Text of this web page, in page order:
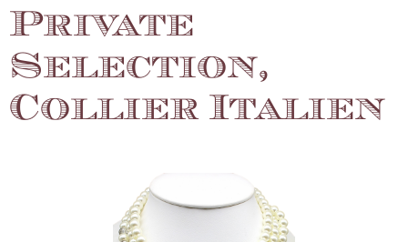
Private
Selection,
Collier Italien